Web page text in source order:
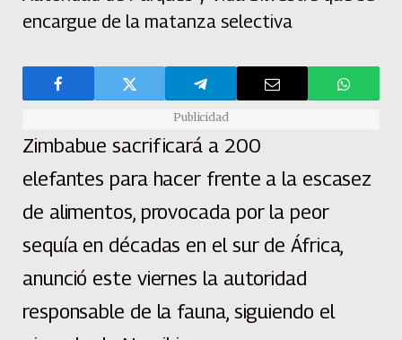
encargue de la matanza selectiva
Publicidad
Zimbabue sacrificará a 200
elefantes para hacer frente a la escasez
de alimentos, provocada por la peor
sequía en décadas en el sur de África,
anunció este viernes la autoridad
responsable de la fauna, siguiendo el